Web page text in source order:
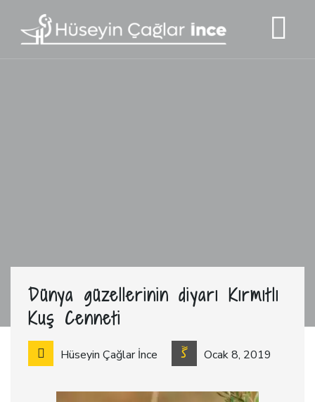
Dünya güzellerinin diyarı Kırmıtlı
Kuş Cenneti
Hüseyin Çağlar İnce Ocak 8, 2019